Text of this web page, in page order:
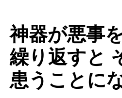
神器が悪事
繰り返すと
患うことに